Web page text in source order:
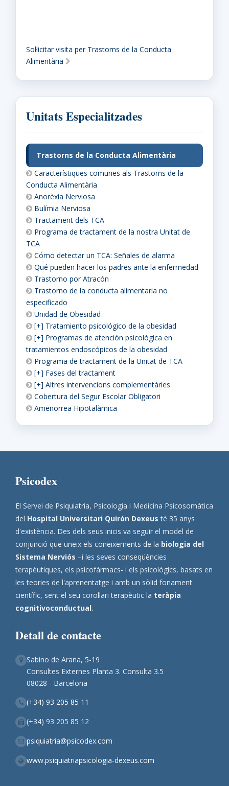
Sol·licitar visita per Trastorns de la Conducta
Alimentària
Unitats Especialitzades
Trastorns de la Conducta Alimentària
Característiques comunes als Trastorns de la
Conducta Alimentària
Anorèxia Nerviosa
Bulímia Nerviosa
Tractament dels TCA
Programa de tractament de la nostra Unitat de
TCA
Cómo detectar un TCA: Señales de alarma
Qué pueden hacer los padres ante la enfermedad
Trastorno por Atracón
Trastorno de la conducta alimentaria no
especificado
Unidad de Obesidad
[+] Tratamiento psicológico de la obesidad
[+] Programas de atención psicológica en
tratamientos endoscópicos de la obesidad
Programa de tractament de la Unitat de TCA
[+] Fases del tractament
[+] Altres intervencions complementàries
Cobertura del Segur Escolar Obligatori
Amenorrea Hipotalàmica
Psicodex
El Servei de Psiquiatria, Psicologia i Medicina Psicosomàtica
del Hospital Universitari Quirón Dexeus té 35 anys
d'existència. Des dels seus inicis va seguir el model de
conjunció que uneix els coneixements de la biologia del
Sistema Nerviós –i les seves conseqüències
terapèutiques, els psicofàrmacs- i els psicològics, basats en
les teories de l'aprenentatge i amb un sòlid fonament
científic, sent el seu corol·lari terapèutic la teràpia
cognitivoconductual.
Detall de contacte
Sabino de Arana, 5-19
Consultes Externes Planta 3. Consulta 3.5
08028 - Barcelona
(+34) 93 205 85 11
(+34) 93 205 85 12
psiquiatria@psicodex.com
www.psiquiatriapsicologia-dexeus.com